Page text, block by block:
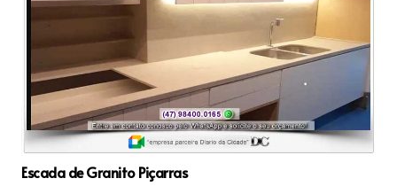
Escada de Granito Piçarras